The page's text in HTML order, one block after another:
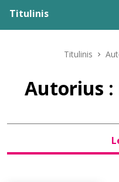
Titulinis
Leidiniai
Titulinis
Autorius :